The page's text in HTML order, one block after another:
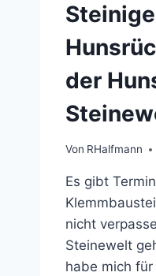
der
Von RHalfmann
Es gibt
nicht
Steinewelt
habe mich